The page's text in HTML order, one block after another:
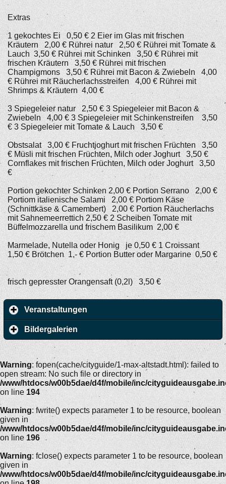
Extras
1 gekochtes Ei 0,50 € 2 Eier im Glas mit frischen
Kräutern 2,00 € Rührei natur 2,50 € Rührei mit Tomate &
Lauch 3,50 € Rührei mit Schinken 3,50 € Rührei mit
frischen Kräutern 3,50 € Rührei mit frischen
Champigmons 3,50 € Rührei mit Bacon & Zwiebeln 4,00
€ Rührei mit Räucherlachsstreifen 4,00 € Rührei mit
Shrimps & Kräutern 4,00 €
3 Spiegeleier natur 2,50 € 3 Spiegeleier mit Bacon &
Zwiebeln 4,00 € 3 Spiegeleier mit Schinkenstreifen 3,50
€ 3 Spiegeleier mit Tomate & Lauch 3,50 €
Obstsalat 3,00 € Fruchtjoghurt mit frischen Früchten 3,50
€ Müsli mit frischen Früchten, Milch oder Joghurt 3,50 €
Cornflakes mit frischen Früchten, Milch oder Joghurt 3,50
€
Portion gekochter Schinken 2,00 € Portion Serrano 2,00 €
Portiom italienische Salami 2,00 € Portiom Käse
(Schnittkäse & Camembert) 2,00 € Portion Räucherlachs
mit Sahnemeerrettich 2,50 € 2 Scheiben Tomate mit
Büffelmozzarella und frischem Basilikum 2,00 €
Marmelade, Nutella oder Honig je 0,50 € 1 Croissant
1,50 € Brötchen 1,- € Portion Butter oder Margarine 0,50 €
frisch gepresster Orangensaft (0,2l) 3,50 €
Veranstaltungen
Bildergalerien
Warning: fopen(cache/cityguide/1-max-altstadt.html): failed to
open stream: No such file or directory in
/www/htdocs/w00b5dae/d4f/mobile/inc/
on line 194
Warning: fwrite() expects parameter 1 to be resource, boolean
given in
/www/htdocs/w00b5dae/d4f/mobile/inc/
on line 196
Warning: fclose() expects parameter 1 to be resource, boolean
given in
/www/htdocs/w00b5dae/d4f/mobile/inc/